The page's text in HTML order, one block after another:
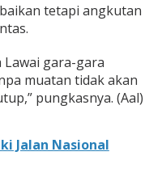
tetapi angkutan
Lawai gara-gara
muatan tidak akan
pungkasnya. (Aal)
Jalan Nasional